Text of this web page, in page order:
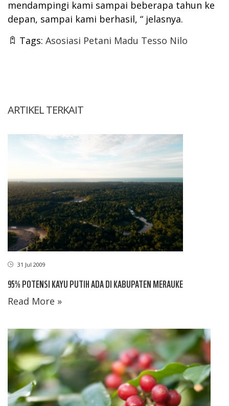
mendampingi kami sampai beberapa tahun ke
depan, sampai kami berhasil, “ jelasnya.
Tags: Asosiasi Petani Madu Tesso Nilo
ARTIKEL TERKAIT
31 Jul 2009
95% POTENSI KAYU PUTIH ADA DI KABUPATEN MERAUKE
Read More »